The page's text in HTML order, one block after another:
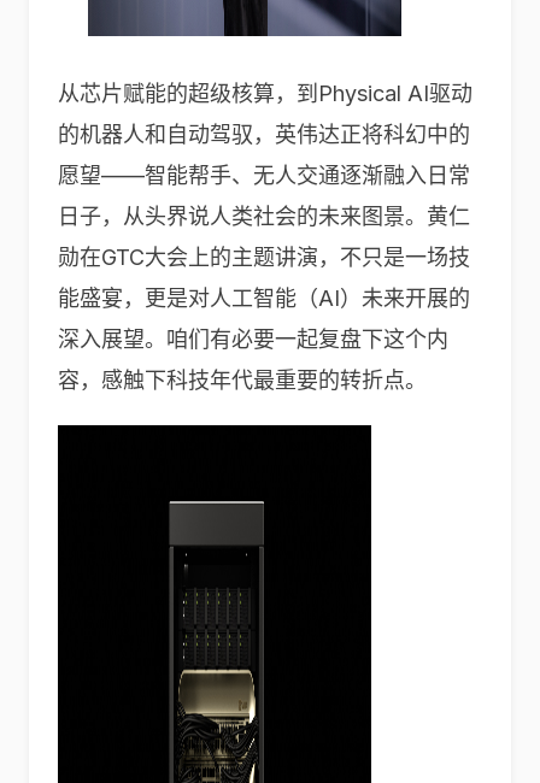
从芯片赋能的超级核算，到Physical AI驱动
的机器人和自动驾驭，英伟达正将科幻中的
愿望——智能帮手、无人交通逐渐融入日常
日子，从头界说人类社会的未来图景。黄仁
勋在GTC大会上的主题讲演，不只是一场技
能盛宴，更是对人工智能（AI）未来开展的
深入展望。咱们有必要一起复盘下这个内
容，感触下科技年代最重要的转折点。